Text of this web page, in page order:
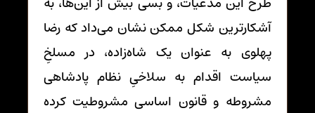
آشکارترین شکل ممکن نشان می‌داد که رضا
پهلوی به عنوان یک شاه‌زاده، در مسلخِ
سیاست اقدام به سلاخیِ نظام پادشاهی
مشروطه و قانون اساسی مشروطیت کرده